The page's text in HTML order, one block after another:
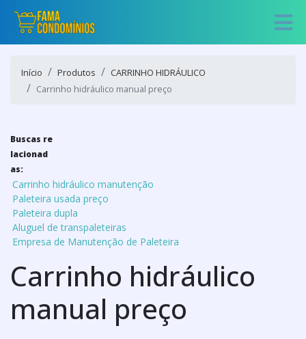
Início Produtos
CARRINHO HIDRÁULICO
Carrinho hidráulico manual preço
Buscas re
lacionad
as:
Carrinho hidráulico manutenção
Paleteira usada preço
Paleteira dupla
Aluguel de transpaleteiras
Empresa de Manutenção de Paleteira
Carrinho hidráulico
manual preço